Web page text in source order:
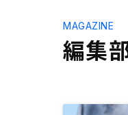
編集
MAGAZINE